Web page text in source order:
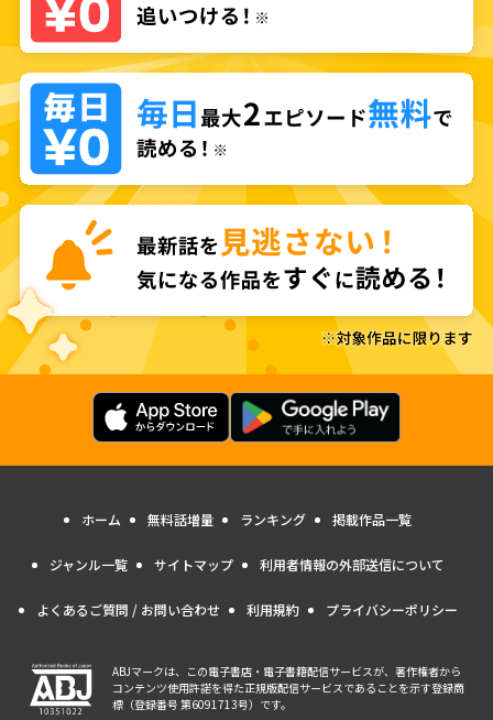
ホーム 無料話増量 ランキング 掲載作品一覧
ジャンル一覧 サイトマップ 利用者情報の外部送信について
よくあるご質問 / お問い合わせ 利用規約 プライバシーポリシー
ABJマークは、この電子書店・電子書籍配信サービスが、著作権者から
コンテンツ使用許諾を得た正規版配信サービスであることを示す登録商
標（登録番号 第6091713号）です。